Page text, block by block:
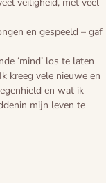
en gespeeld – gaf
‘mind’ los te laten
kreeg vele nieuwe en
en wat ik
mijn leven te